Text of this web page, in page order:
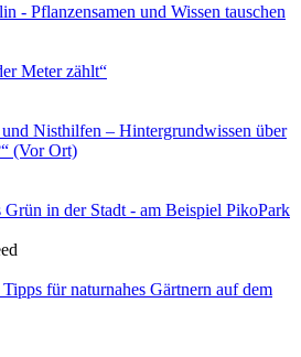
- Pflanzensamen und Wissen tauschen
Meter zählt“
Nisthilfen – Hintergrundwissen über
(Vor Ort)
Grün in der Stadt - am Beispiel PikoPark
für naturnahes Gärtnern auf dem